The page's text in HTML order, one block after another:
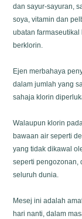
dan sayur-sayuran,
soya, vitamin dan
ubatan
berklorin.
Ejen merbahaya
dalam jumlah yang
sahaja klorin
Walaupun klorin
bawaan air seperti
yang tidak dikawal
seperti pengozonan,
seluruh dunia.
Mesej ini adalah
hari nanti, dalam